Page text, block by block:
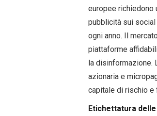
europee richiedono
pubblicità sui social
ogni anno. Il
piattaforme
la disinformazione.
azionaria e
capitale di rischio e
Etichettatura